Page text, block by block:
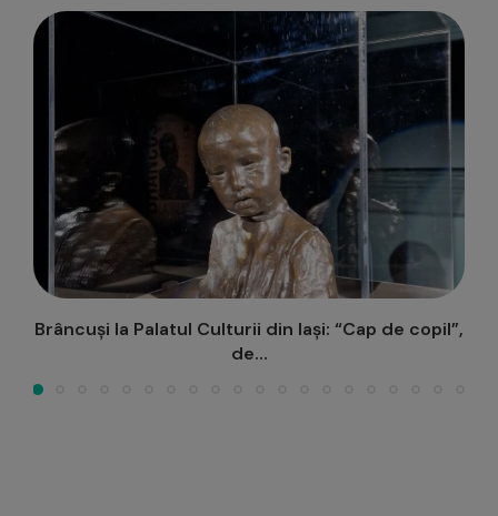
Iașul – spațiu de modelare a viitorului. Foster +
Partners...